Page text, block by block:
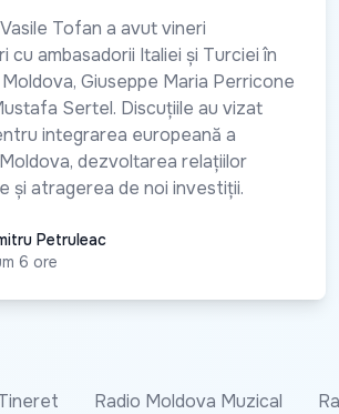
Tofan a avut vineri
cu ambasadorii Italiei și Turciei în
Giuseppe Maria Perricone
Sertel. Discuțiile au vizat
integrarea europeană a
dezvoltarea relațiilor
și atragerea de noi investiții.
Petruleac
6 ore
Radio Moldova Muzical